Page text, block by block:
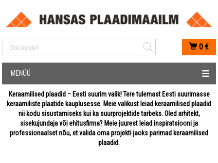
Mobiilis otsimise sisestus
0 €
MENÜÜ
Keraamilised plaadid – Eesti suurim valik! Tere tulemast Eesti suurimasse
keraamiliste plaatide kauplusesse. Meie valikust leiad keraamilised plaadid
nii kodu sisustamiseks kui ka suurprojektide tarbeks. Oled arhitekt,
sisekujundaja või ehitusfirma? Meie juurest leiad inspiratsiooni ja
professionaalset nõu, et valida oma projekti jaoks parimad keraamilised
plaadid.